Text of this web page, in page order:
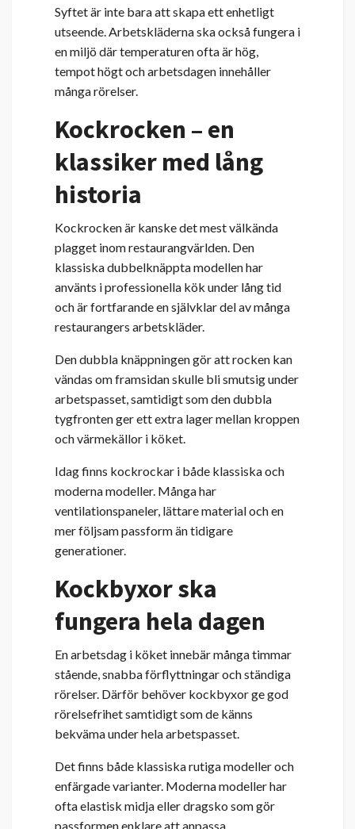
Syftet är inte bara att skapa ett enhetligt
utseende. Arbetskläderna ska också fungera i
en miljö där temperaturen ofta är hög,
tempot högt och arbetsdagen innehåller
många rörelser.
Kockrocken – en
klassiker med lång
historia
Kockrocken är kanske det mest välkända
plagget inom restaurangvärlden. Den
klassiska dubbelknäppta modellen har
använts i professionella kök under lång tid
och är fortfarande en självklar del av många
restaurangers arbetskläder.
Den dubbla knäppningen gör att rocken kan
vändas om framsidan skulle bli smutsig under
arbetspasset, samtidigt som den dubbla
tygfronten ger ett extra lager mellan kroppen
och värmekällor i köket.
Idag finns kockrockar i både klassiska och
moderna modeller. Många har
ventilationspaneler, lättare material och en
mer följsam passform än tidigare
generationer.
Kockbyxor ska
fungera hela dagen
En arbetsdag i köket innebär många timmar
stående, snabba förflyttningar och ständiga
rörelser. Därför behöver kockbyxor ge god
rörelsefrihet samtidigt som de känns
bekväma under hela arbetspasset.
Det finns både klassiska rutiga modeller och
enfärgade varianter. Moderna modeller har
ofta elastisk midja eller dragsko som gör
passformen enklare att anpassa.